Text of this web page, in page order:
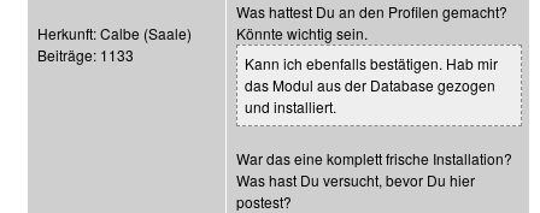
Herkunft: Calbe (Saale)
Beiträge: 1133
Was hattest Du an den Profilen gemacht?
Könnte wichtig sein.
Kann ich ebenfalls bestätigen. Hab mir
das Modul aus der Database gezogen
und installiert.
War das eine komplett frische Installation?
Was hast Du versucht, bevor Du hier
postest?